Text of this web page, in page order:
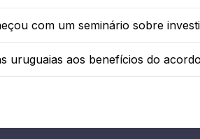
com um seminário sobre
uruguaias aos benefícios do